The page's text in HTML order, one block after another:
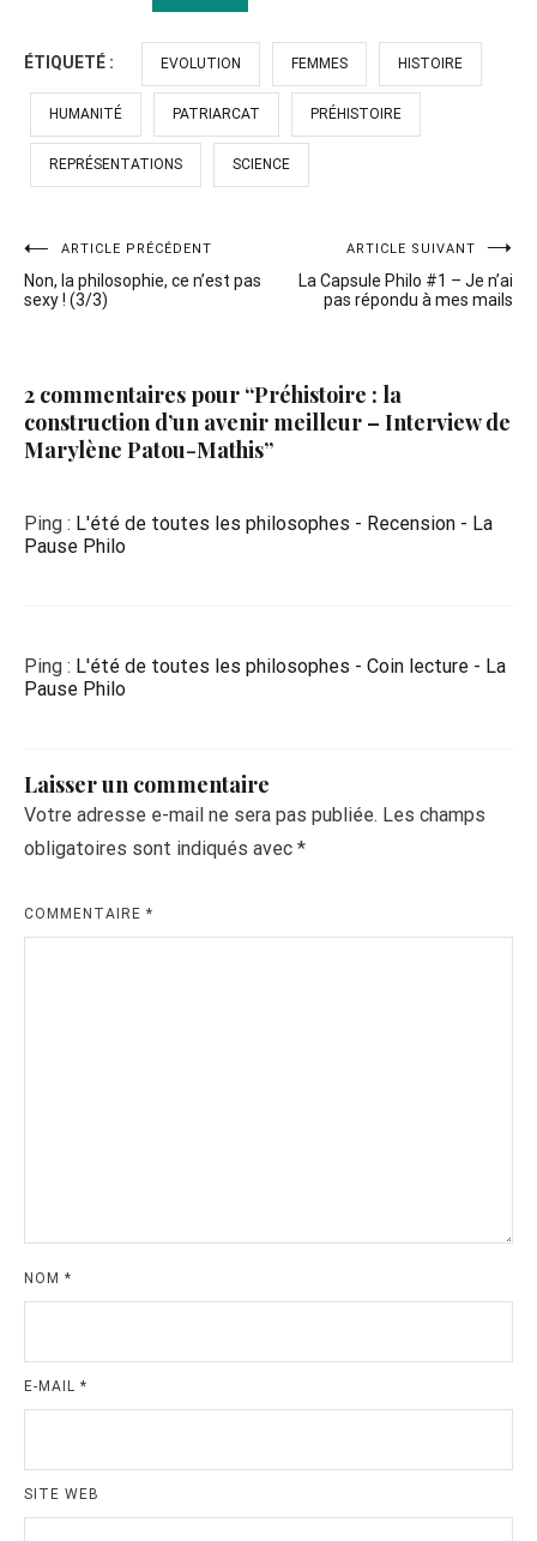
ÉTIQUETÉ : EVOLUTION FEMMES HISTOIRE
HUMANITÉ PATRIARCAT PRÉHISTOIRE
REPRÉSENTATIONS SCIENCE
Navigation
de
ARTICLE PRÉCÉDENT
Non, la philosophie, ce n’est pas
sexy ! (3/3)
ARTICLE SUIVANT
La Capsule Philo #1 – Je n’ai
pas répondu à mes mails
2 commentaires pour “Préhistoire : la
construction d’un avenir meilleur – Interview de
Marylène Patou-Mathis”
Ping : L'été de toutes les philosophes - Recension - La
Pause Philo
Ping : L'été de toutes les philosophes - Coin lecture - La
Pause Philo
Laisser un commentaire
Votre adresse e-mail ne sera pas publiée. Les champs
obligatoires sont indiqués avec *
COMMENTAIRE *
NOM *
E-MAIL *
SITE WEB